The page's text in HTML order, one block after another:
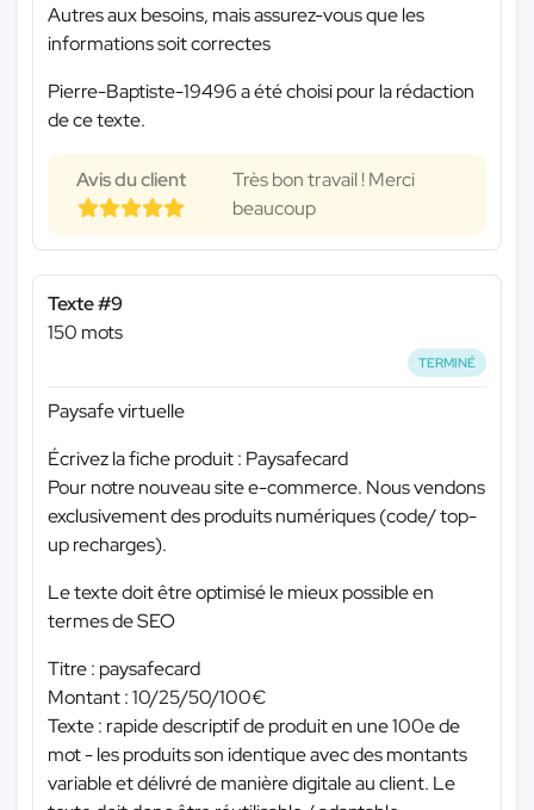
Autres aux besoins, mais assurez-vous que les
informations soit correctes
Pierre-Baptiste-19496 a été choisi pour la rédaction
de ce texte.
Avis du client
Très bon travail ! Merci
beaucoup
Texte #9
150 mots
TERMINÉ
Paysafe virtuelle
Écrivez la fiche produit : Paysafecard
Pour notre nouveau site e-commerce. Nous vendons
exclusivement des produits numériques (code/ top-
up recharges).
Le texte doit être optimisé le mieux possible en
termes de SEO
Titre : paysafecard
Montant : 10/25/50/100€
Texte : rapide descriptif de produit en une 100e de
mot - les produits son identique avec des montants
variable et délivré de manière digitale au client. Le